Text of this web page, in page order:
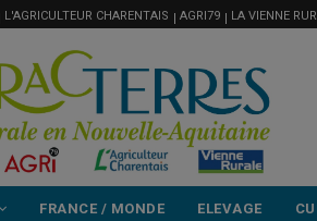
L'AGRICULTEUR CHARENTAIS AGRI79 LA VIENNE
FRANCE / MONDE ELEVAGE